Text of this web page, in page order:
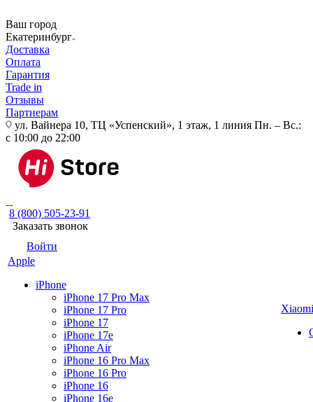
Ваш город
Екатеринбург
Доставка
Оплата
Гарантия
Trade in
Отзывы
Партнерам
ул. Вайнера 10, ТЦ «Успенский», 1 этаж, 1 линия Пн. – Вс.:
с 10:00 до 22:00
8 (800) 505-23-91
Заказать звонок
Войти
Apple
iPhone
iPhone 17 Pro Max
iPhone 17 Pro
iPhone 17
iPhone 17e
iPhone Air
iPhone 16 Pro Max
iPhone 16 Pro
iPhone 16
iPhone 16e
Xiaomi